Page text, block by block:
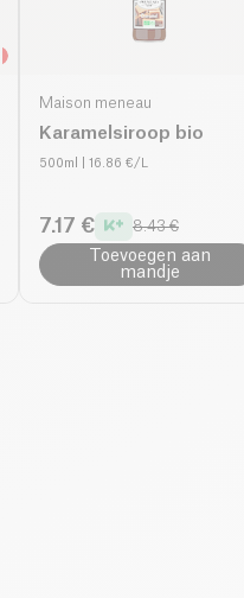
Maison meneau
Karamelsiroop bio
500ml | 16.86 €/L
7.17 € 8.43 €
Toevoegen aan
mandje